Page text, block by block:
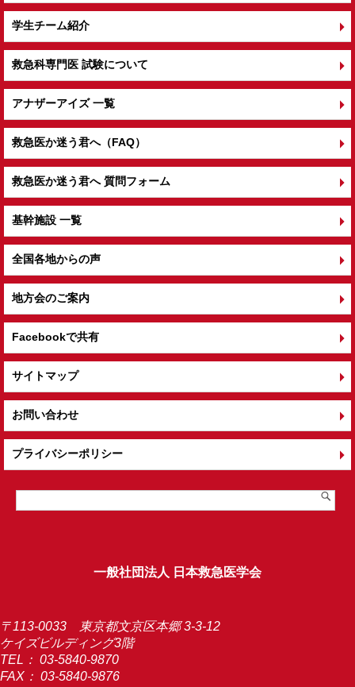
学生チーム紹介
救急科専門医 試験について
アナザーアイズ 一覧
救急医か迷う君へ（FAQ）
救急医か迷う君へ 質問フォーム
基幹施設 一覧
全国各地からの声
地方会のご案内
Facebookで共有
サイトマップ
お問い合わせ
プライバシーポリシー
一般社団法人 日本救急医学会
〒113-0033 東京都文京区本郷 3-3-12
ケイズビルディング3階
TEL： 03-5840-9870
FAX： 03-5840-9876